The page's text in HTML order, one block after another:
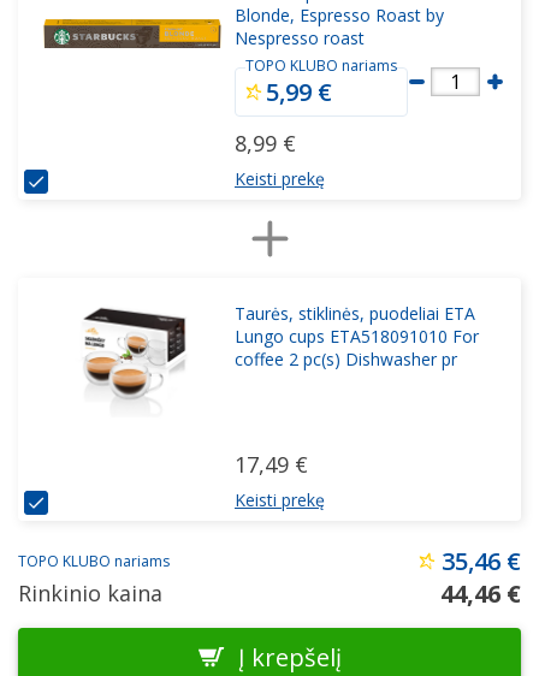
Blonde, Espresso Roast by
Nespresso roast
8,99 €
TOPO KLUBO nariams
5,99 € 1
Keisti prekę
Taurės, stiklinės, puodeliai ETA
Lungo cups ETA518091010 For
coffee 2 pc(s) Dishwasher pr
17,49 €
Keisti prekę
TOPO KLUBO nariams 35,46 €
Rinkinio kaina
44,46 €
Į krepšelį